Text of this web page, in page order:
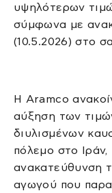
υψηλότερων
σύμφωνα με
(10.5.2026) στο
H Aramco
αύξηση των
διυλισμένων
πόλεμο στο
ανακατεύθυνση
αγωγού που